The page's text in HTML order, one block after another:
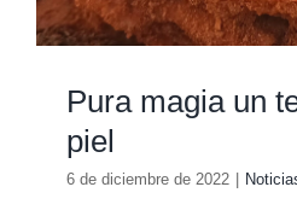
Pura magia un
piel
6 de diciembre de 2022